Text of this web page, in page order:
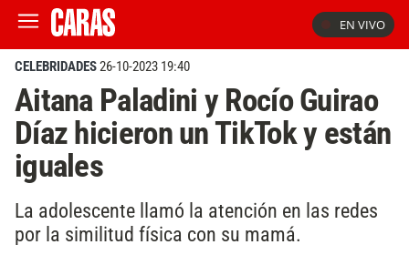
EN VIVO
CELEBRIDADES26-10-2023 19:40
Aitana Paladini y Rocío Guirao
Díaz hicieron un TikTok y están
iguales
La adolescente llamó la atención en las redes
por la similitud física con su mamá.